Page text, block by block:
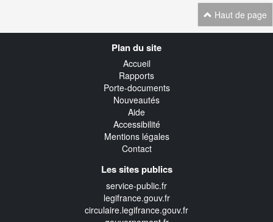
Haut de page
Plan du site
Accueil
Rapports
Porte-documents
Nouveautés
Aide
Accessibilité
Mentions légales
Contact
Les sites publics
service-public.fr
legifrance.gouv.fr
circulaire.legifrance.gouv.fr